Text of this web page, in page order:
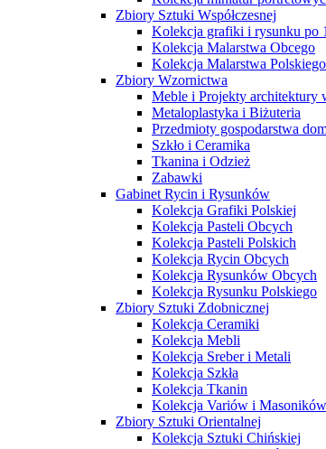
Zbiory Sztuki Współczesnej
Kolekcja grafiki i rysunku po
Kolekcja Malarstwa Obcego
Kolekcja Malarstwa
Zbiory Wzornictwa
Meble i Projekty architektury
Metaloplastyka i Biżuteria
Przedmioty gospodarstwa
Szkło i Ceramika
Tkanina i Odzież
Zabawki
Gabinet Rycin i Rysunków
Kolekcja Grafiki Polskiej
Kolekcja Pasteli Obcych
Kolekcja Pasteli Polskich
Kolekcja Rycin Obcych
Kolekcja Rysunków Obcych
Kolekcja Rysunku Polskiego
Zbiory Sztuki Zdobnicznej
Kolekcja Ceramiki
Kolekcja Mebli
Kolekcja Sreber i Metali
Kolekcja Szkła
Kolekcja Tkanin
Kolekcja Variów i Masoników
Zbiory Sztuki Orientalnej
Kolekcja Sztuki Chińskiej